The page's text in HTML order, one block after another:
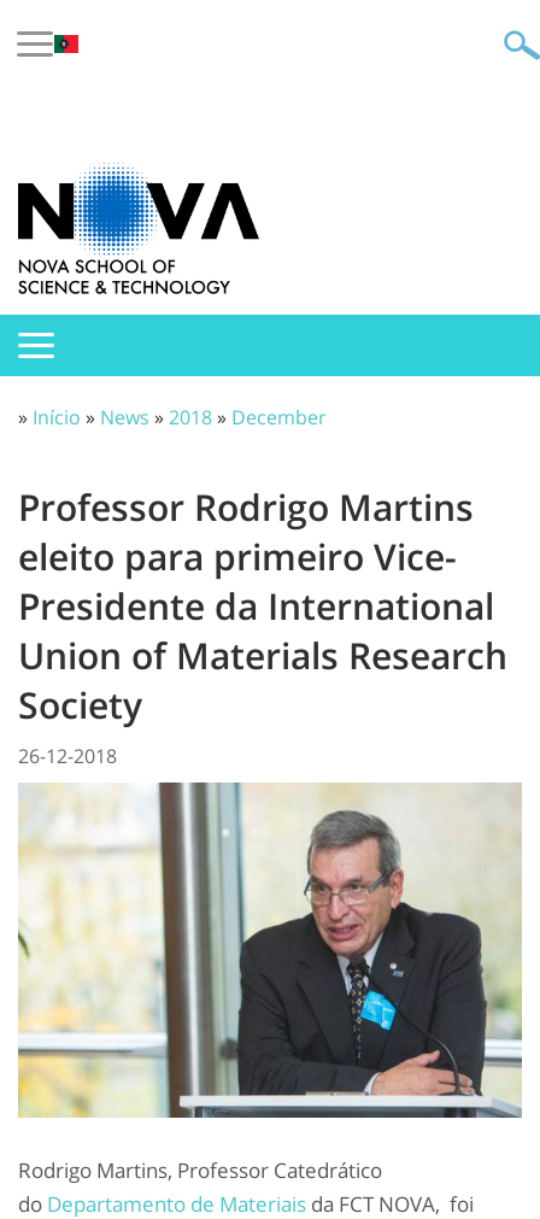
» Início » News »2018» December
Professor Rodrigo Martins
eleito para primeiro Vice-
Presidente da International
Union of Materials Research
Society
26-12-2018
Rodrigo Martins, Professor Catedrático
do Departamento de Materiais da FCT NOVA, foi